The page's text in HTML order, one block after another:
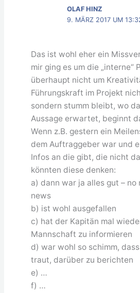
OLAF HINZ
9. MÄRZ 2017 UM
Das ist wohl eher ein
mir ging es um die „interne“
überhaupt nicht um
Führungskraft im Projekt
sondern stumm bleibt, wo
Aussage erwartet, beginnt
Wenn z.B. gestern ein
dem Auftraggeber war und
Infos an die gibt, die nicht
könnten diese denken:
a) dann war ja alles gut – no
news
b) ist wohl ausgefallen
c) hat der Kapitän mal
Mannschaft zu informieren
d) war wohl so schimm,
traut, darüber zu berichten
e) …
f) …